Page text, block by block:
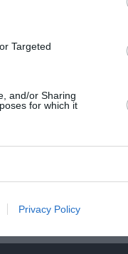
Targeted
and/or Sharing
for which it
Privacy Policy
τα ήθελε